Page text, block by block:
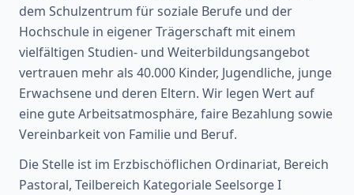
dem Schulzentrum für soziale Berufe und der
Hochschule in eigener Trägerschaft mit einem
vielfältigen Studien- und Weiterbildungsangebot
vertrauen mehr als 40.000 Kinder, Jugendliche, junge
Erwachsene und deren Eltern. Wir legen Wert auf
eine gute Arbeitsatmosphäre, faire Bezahlung sowie
Vereinbarkeit von Familie und Beruf.
Die Stelle ist im Erzbischöflichen Ordinariat, Bereich
Pastoral, Teilbereich Kategoriale Seelsorge I